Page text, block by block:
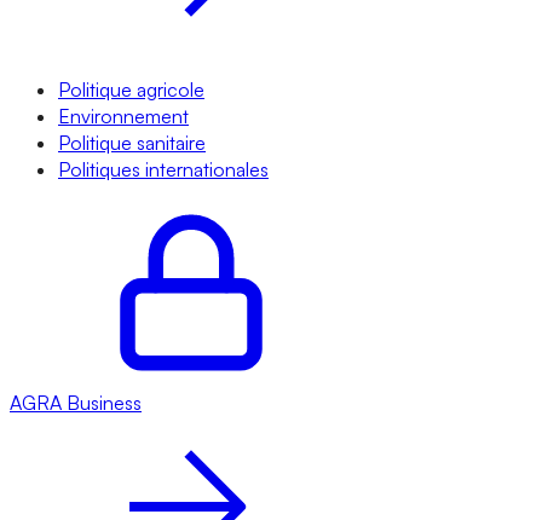
Politique agricole
Environnement
Politique sanitaire
Politiques internationales
AGRA Business